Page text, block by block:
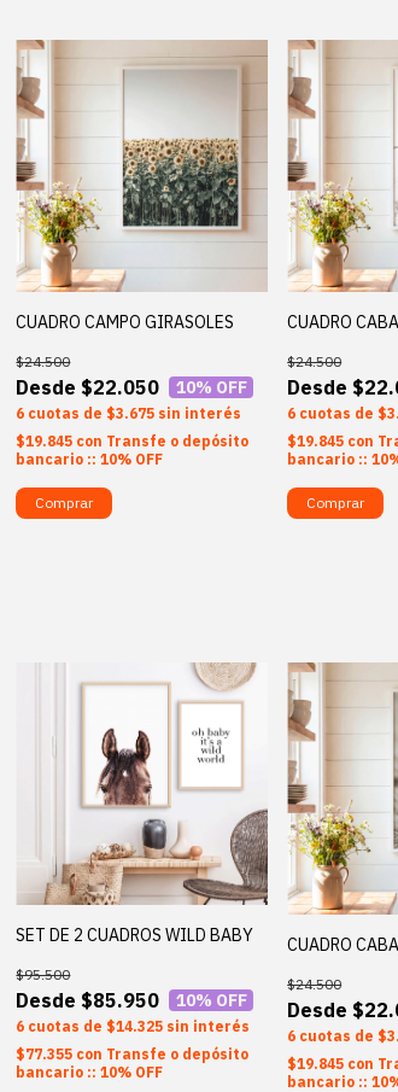
CUADRO CAMPO GIRASOLES
$22.050
$24.500
10% OFF
6 $3.675 sin interés
$19.845 con Transfe o depósito
bancario :: 10% OFF
Comprar
CUADRO
$24.500
6
$19.845 con
bancario ::
Comprar
SET DE 2 CUADROS WILD BABY
$85.950
$95.500
10% OFF
6 $14.325 sin interés
$77.355 con Transfe o depósito
bancario :: 10% OFF
CUADRO
$24.500
6
$19.845 con
bancario ::